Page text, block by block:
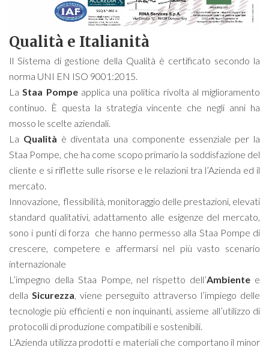
Qualità e Italianità
Il Sistema di gestione della Qualità è certificato secondo la
norma UNI EN ISO 9001:2015.
La Staa Pompe applica una politica rivolta al miglioramento
continuo. È questa la strategia vincente che negli anni ha
mosso le scelte aziendali.
La Qualità è diventata una componente essenziale per la
Staa Pompe, che ha come scopo primario la soddisfazione del
cliente e si riflette sulle risorse e le relazioni tra l’Azienda ed il
mercato.
Innovazione, flessibilità, monitoraggio delle prestazioni, elevati
standard qualitativi, adattamento alle esigenze del mercato,
sono i punti di forza che hanno permesso alla Staa Pompe di
crescere, competere e affermarsi nel più vasto scenario
internazionale
L’impegno della Staa Pompe, nel rispetto dell’Ambiente e
della Sicurezza, viene perseguito attraverso l’impiego delle
tecnologie più efficienti e non inquinanti, assieme all’utilizzo di
protocolli di produzione compatibili e sostenibili.
L’Azienda utilizza prodotti e materiali che comportano il minor